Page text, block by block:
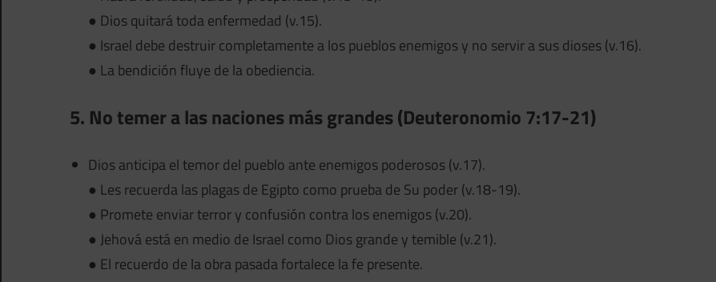
● Dios quitará toda enfermedad (v.15).
● Israel debe destruir completamente a los pueblos enemigos y no servir a sus dioses (v.16).
● La bendición fluye de la obediencia.
5. No temer a las naciones más grandes (Deuteronomio 7:17-21)
Dios anticipa el temor del pueblo ante enemigos poderosos (v.17).
● Les recuerda las plagas de Egipto como prueba de Su poder (v.18-19).
● Promete enviar terror y confusión contra los enemigos (v.20).
● Jehová está en medio de Israel como Dios grande y temible (v.21).
● El recuerdo de la obra pasada fortalece la fe presente.